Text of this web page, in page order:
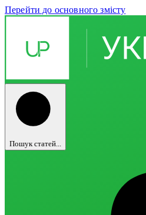
Перейти до основного змісту
Пошук статей...